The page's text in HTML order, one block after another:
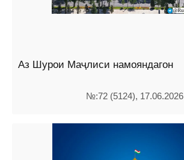
Аз Шурои Маҷлиси намояндагон
№:72 (5124), 17.06.2026